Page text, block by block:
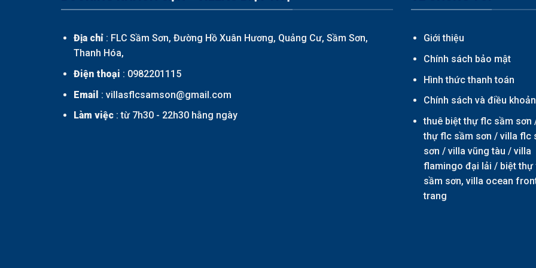
Địa chỉ: FLC Sầm Sơn, Đường Hồ Xuân Hương, Quảng Cư, Sầm Sơn,
Thanh Hóa,
Điện thoại : 0982201115
Email : villasflcsamson@gmail.com
Làm việc: từ 7h30 - 22h30 hằng ngày
Giới thiệu
Chính sách bảo mật
Hình thức thanh toán
Chính sách và điều
thuê biệt thự flc sầm sơn
thự flc sầm sơn / villa flc
sơn / villa vũng tàu / villa
flamingo đại lải / biệt thự
sầm sơn, villa ocean
trang